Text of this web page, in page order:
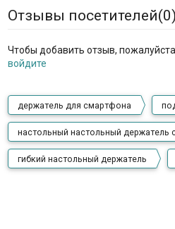
Отзывы посетителей(0)
Чтобы добавить отзыв,
войдите
держатель для смартфона
настольный настольный держатель
гибкий настольный держатель